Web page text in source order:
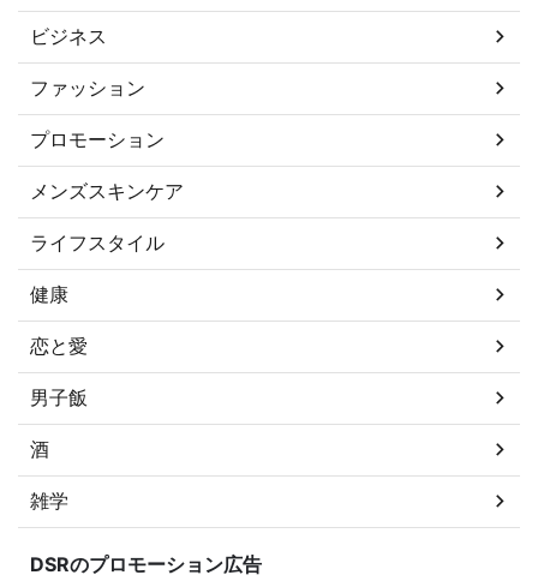
ビジネス
ファッション
プロモーション
メンズスキンケア
ライフスタイル
健康
恋と愛
男子飯
酒
雑学
DSRのプロモーション広告